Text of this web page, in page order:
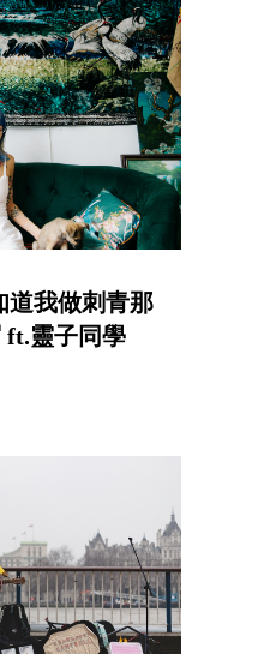
道我做刺青那
ft.靈子同學